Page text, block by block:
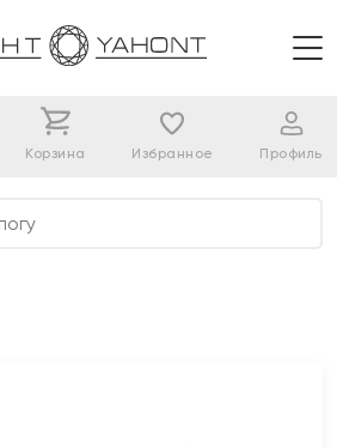
Корзина Избранное Профиль